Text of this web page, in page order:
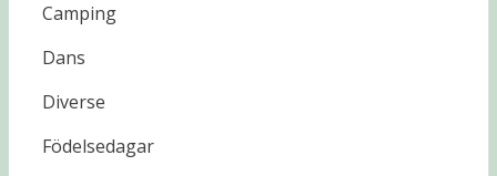
Camping
Dans
Diverse
Födelsedagar